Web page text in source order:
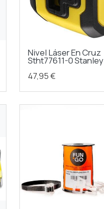
Nivel Láser En Cruz
Stht77611-0 Stanley
47,95 €